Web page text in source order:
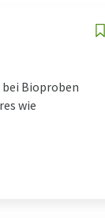
Bioproben
wie